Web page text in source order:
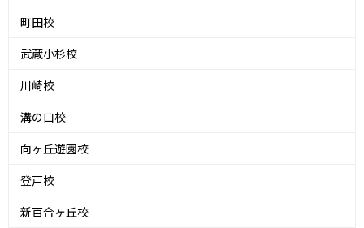
町田校
武蔵小杉校
川崎校
溝の口校
向ヶ丘遊園校
登戸校
新百合ヶ丘校